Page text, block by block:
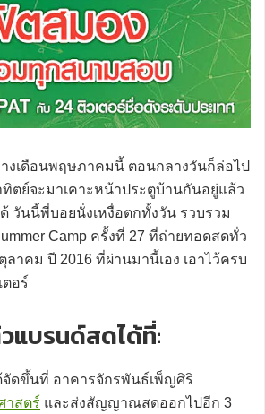
งเดือนพฤษภาคมนี้ ตอนกลางวันก็ล่อไป
ทิตย์จะมาเคาะหน้าประตูบ้านกันอยู่แล้ว
วันนี้พี่บอยนั่งเหงื่อตกทั้งวัน รวบรวม
Camp ครั้งที่ 27 ที่ถ่ายทอดสดทั่ว
ลาคม ปี 2016 ที่ผ่านมานี้เอง เอาไว้ครบ
ตอร์
แบรนด์สดได้ที่:
จัดขึ้นที่ อาคารจักรพันธ์เพ็ญศิริ
าสตร์ และส่งสัญญาณสดออกไปอีก 3